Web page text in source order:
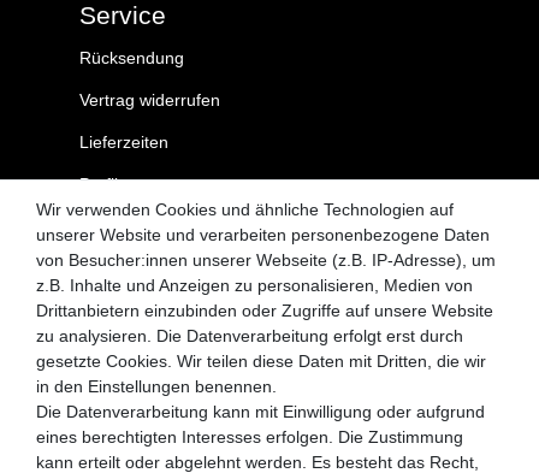
Service
Rücksendung
Vertrag widerrufen
Lieferzeiten
Profil
Kontakt
MySchirm.de
AGB
Datenschutzerklärung
Widerrufsrecht
Zahlungsarten
Wir verwenden Cookies und ähnliche Technologien auf
unserer Website und verarbeiten personenbezogene Daten
von Besucher:innen unserer Webseite (z.B. IP-Adresse), um
z.B. Inhalte und Anzeigen zu personalisieren, Medien von
Drittanbietern einzubinden oder Zugriffe auf unsere Website
zu analysieren. Die Datenverarbeitung erfolgt erst durch
gesetzte Cookies. Wir teilen diese Daten mit Dritten, die wir
in den Einstellungen benennen.
Die Datenverarbeitung kann mit Einwilligung oder aufgrund
eines berechtigten Interesses erfolgen. Die Zustimmung
kann erteilt oder abgelehnt werden. Es besteht das Recht,